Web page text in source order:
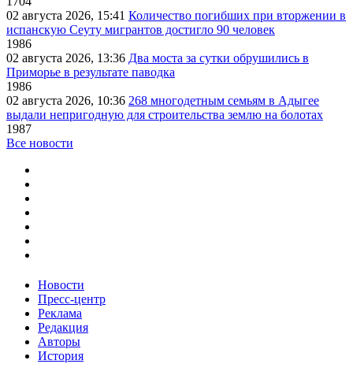
02 августа 2026, 15:41 Количество погибших при вторжении в
испанскую Сеуту мигрантов достигло 90 человек
1986
02 августа 2026, 13:36 Два моста за сутки обрушились в
Приморье в результате паводка
1986
02 августа 2026, 10:36 268 многодетным семьям в Адыгее
выдали непригодную для строительства землю на болотах
1987
Все новости
Новости
Пресс-центр
Реклама
Редакция
Авторы
История